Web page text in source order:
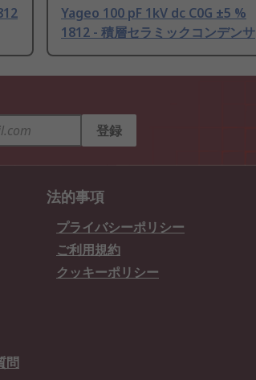
Yageo 100 pF 1kV dc C0G ±5 %
1812 - 積層セラミックコンデンサ
登録
問
法的事項
プライバシーポリシー
ご利用規約
クッキーポリシー